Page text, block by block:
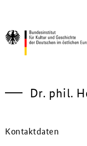
Dr. phil.
Kontaktdaten